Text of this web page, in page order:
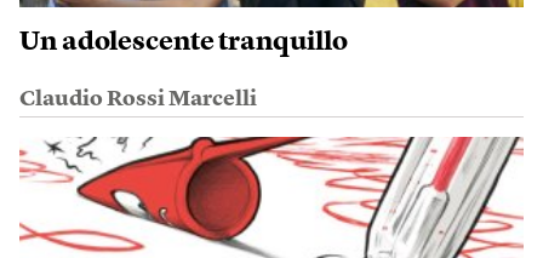
Un adolescente tranquillo
Claudio Rossi Marcelli